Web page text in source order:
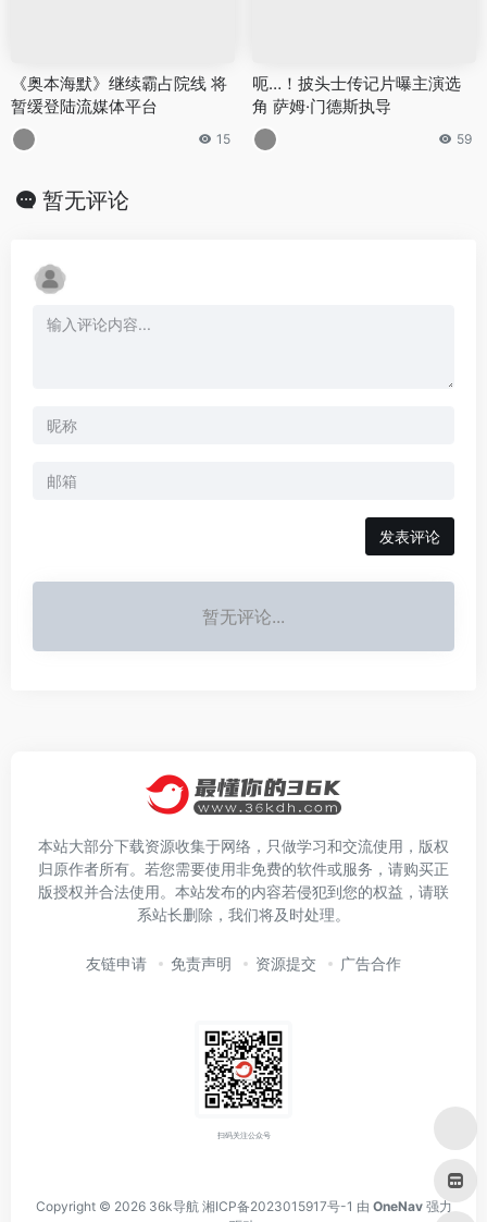
《奥本海默》继续霸占院线 将
暂缓登陆流媒体平台
15
呃…！披头士传记片曝主演选
角 萨姆·门德斯执导
59
暂无评论
发表评论
暂无评论...
本站大部分下载资源收集于网络，只做学习和交流使用，版权
归原作者所有。若您需要使用非免费的软件或服务，请购买正
版授权并合法使用。本站发布的内容若侵犯到您的权益，请联
系站长删除，我们将及时处理。
友链申请 免责声明 资源提交 广告合作
扫码关注公众号
Copyright © 2026 36k导航 湘ICP备2023015917号-1 由 OneNav 强力